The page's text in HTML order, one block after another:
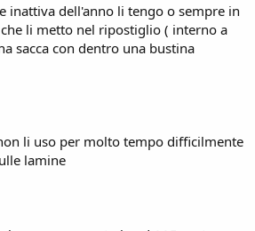
inattiva dell'anno li tengo o sempre in
li metto nel ripostiglio ( interno a
sacca con dentro una bustina
li uso per molto tempo difficilmente
lamine